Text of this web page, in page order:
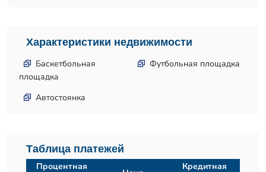
Характеристики недвижимости
Баскетбольная
площадка
Футбольная площадка
Автостоянка
Таблица платежей
Процентная
Кредитная